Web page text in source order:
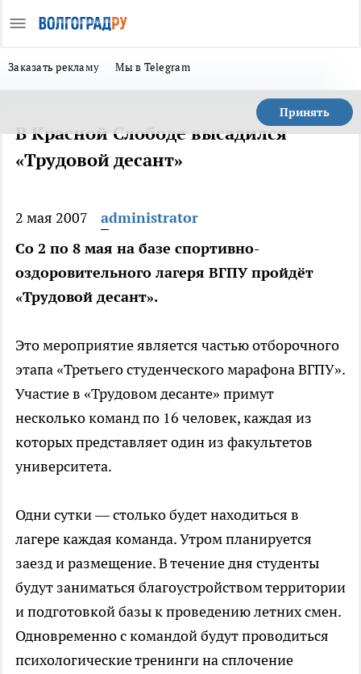
Заказать рекламу Мы в Telegram
Принять
В Красной Слободе высадился
«Трудовой десант»
2 мая 2007
administrator
Со 2 по 8 мая на базе спортивно-
оздоровительного лагеря ВГПУ пройдёт
«Трудовой десант».
Это мероприятие является частью отборочного
этапа «Третьего студенческого марафона ВГПУ».
Участие в «Трудовом десанте» примут
несколько команд по 16 человек, каждая из
которых представляет один из факультетов
университета.
Одни сутки — столько будет находиться в
лагере каждая команда. Утром планируется
заезд и размещение. В течение дня студенты
будут заниматься благоустройством территории
и подготовкой базы к проведению летних смен.
Одновременно с командой будут проводиться
психологические тренинги на сплочение